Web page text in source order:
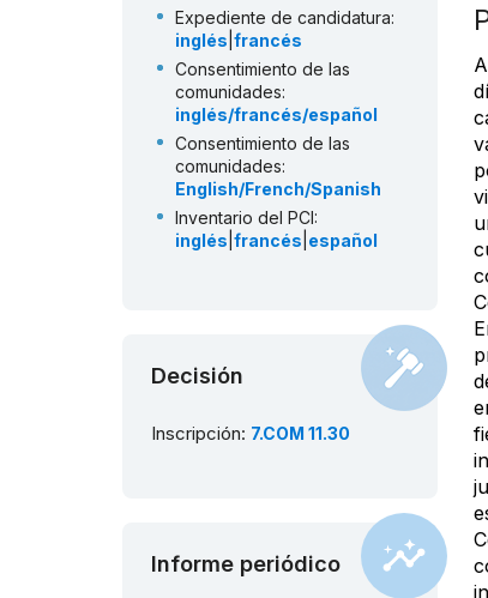
Expediente de candidatura:
inglés francés
Consentimiento de las
comunidades:
inglés/francés/español
Consentimiento de las
comunidades:
English/French/Spanish
Inventario del PCI:
inglés francés español
Decisión
Inscripción: 7.COM 11.30
Informe periódico